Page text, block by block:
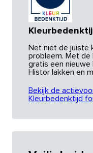
Net niet de juiste
probleem. Met de
gratis een nieuwe
Histor lakken en
Bekijk de
Kleurbedenktijd